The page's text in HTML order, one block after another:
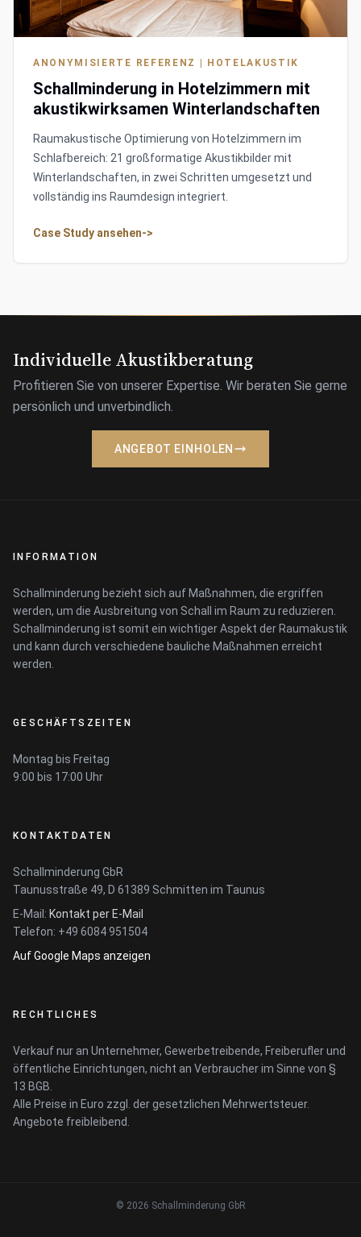
ANONYMISIERTE REFERENZ | HOTELAKUSTIK
Schallminderung in Hotelzimmern mit
akustikwirksamen Winterlandschaften
Raumakustische Optimierung von Hotelzimmern im
Schlafbereich: 21 großformatige Akustikbilder mit
Winterlandschaften, in zwei Schritten umgesetzt und
vollständig ins Raumdesign integriert.
Case Study ansehen->
Individuelle Akustikberatung
Profitieren Sie von unserer Expertise. Wir beraten Sie gerne
persönlich und unverbindlich.
ANGEBOT EINHOLEN
INFORMATION
Schallminderung bezieht sich auf Maßnahmen, die ergriffen
werden, um die Ausbreitung von Schall im Raum zu reduzieren.
Schallminderung ist somit ein wichtiger Aspekt der Raumakustik
und kann durch verschiedene bauliche Maßnahmen erreicht
werden.
GESCHÄFTSZEITEN
Montag bis Freitag
9:00 bis 17:00 Uhr
KONTAKTDATEN
Schallminderung GbR
Taunusstraße 49, D 61389 Schmitten im Taunus
E-Mail: Kontakt per E-Mail
Telefon: +49 6084 951504
Auf Google Maps anzeigen
RECHTLICHES
Verkauf nur an Unternehmer, Gewerbetreibende, Freiberufler und
öffentliche Einrichtungen, nicht an Verbraucher im Sinne von §
13 BGB.
Alle Preise in Euro zzgl. der gesetzlichen Mehrwertsteuer.
Angebote freibleibend.
© 2026 Schallminderung GbR